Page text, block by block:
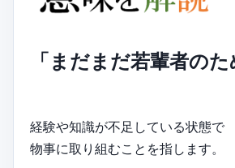
「まだまだ若輩者の
経験や知識が不足している状態で
物事に取り組むことを指します。